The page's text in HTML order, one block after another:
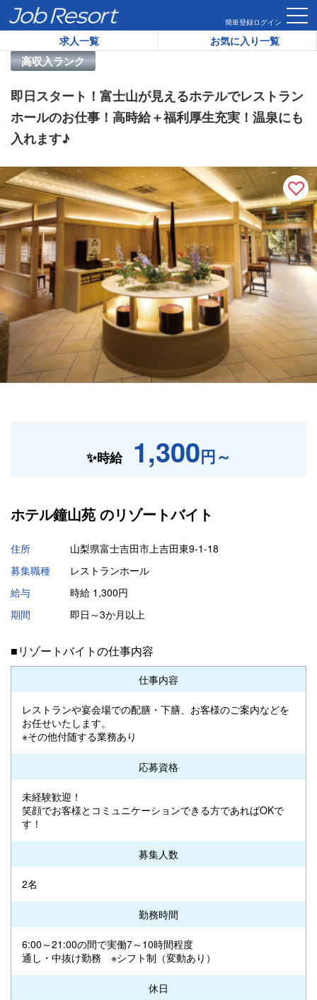
簡単登録ログイン
求人一覧 お気に入り一覧
HOME 求人一覧 即日スタート！富士山が見えるホテルでレ
高収入ランク
リゾートバイト求人番号：
即日スタート！富士山が見えるホテルでレストラン
ホールのお仕事！高時給＋福利厚生充実！温泉にも
入れます♪
✨時給 1,300円～
ホテル鐘山苑 のリゾートバイト
住所
山梨県富士吉田市上吉田東9-1-18
募集職種
レストランホール
給与
時給 1,300円
期間
即日～3か月以上
■リゾートバイトの仕事内容
仕事内容
レストランや宴会場での配膳・下膳、お客様のご案内などを
お任せいたします。
※その他付随する業務あり
応募資格
未経験歓迎！
笑顔でお客様とコミュニケーションできる方であればOKで
す！
募集人数
2名
勤務時間
6:00～21:00の間で実働7～10時間程度
通し・中抜け勤務 ※シフト制（変動あり）
休日